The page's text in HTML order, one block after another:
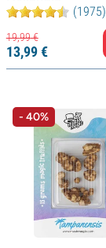
(1975)
19,99€
13,99€
- 40%